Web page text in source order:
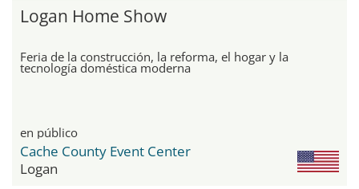
Logan Home Show
Feria de la construcción, la reforma, el hogar y la
tecnología doméstica moderna
en público
Cache County Event Center
Logan